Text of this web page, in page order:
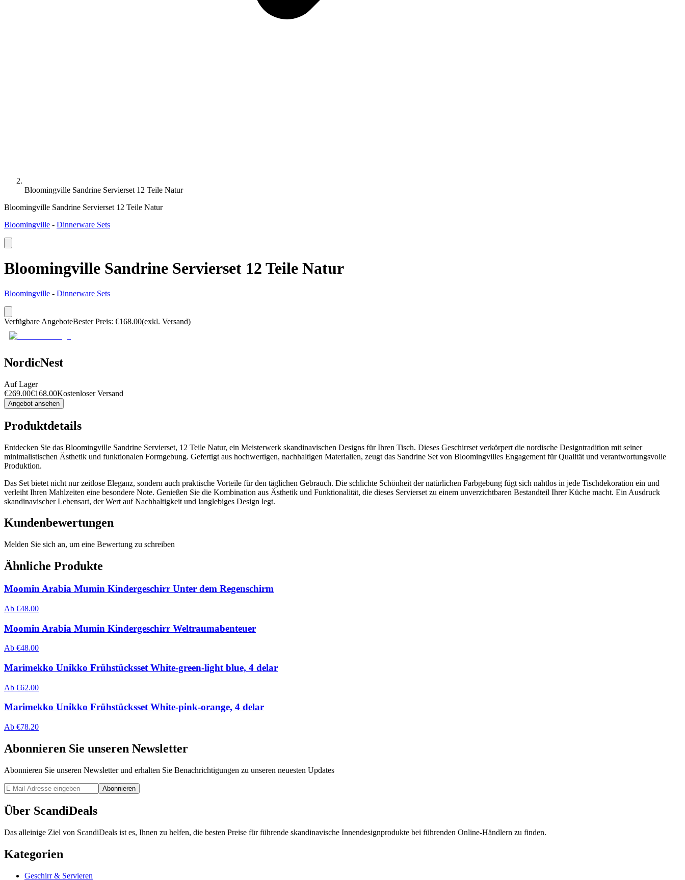
Bloomingville Sandrine Servierset 12 Teile Natur
Bloomingville Sandrine Servierset 12 Teile Natur
Bloomingville - Dinnerware Sets
Bloomingville Sandrine Servierset 12 Teile Natur
Bloomingville - Dinnerware Sets
Verfügbare AngeboteBester Preis: €168.00(exkl. Versand)
NordicNest
Auf Lager
€269.00€168.00Kostenloser Versand
Angebot ansehen
Produktdetails
Entdecken Sie das Bloomingville Sandrine Servierset, 12 Teile Natur, ein Meisterwerk skandinavischen Designs für Ihren Tisch. Dieses Geschirrset verkörpert die nordische Designtradition mit seiner
minimalistischen Ästhetik und funktionalen Formgebung. Gefertigt aus hochwertigen, nachhaltigen Materialien, zeugt das Sandrine Set von Bloomingvilles Engagement für Qualität und verantwortungsvolle
Produktion.
Das Set bietet nicht nur zeitlose Eleganz, sondern auch praktische Vorteile für den täglichen Gebrauch. Die schlichte Schönheit der natürlichen Farbgebung fügt sich nahtlos in jede Tischdekoration ein und
verleiht Ihren Mahlzeiten eine besondere Note. Genießen Sie die Kombination aus Ästhetik und Funktionalität, die dieses Servierset zu einem unverzichtbaren Bestandteil Ihrer Küche macht. Ein Ausdruck
skandinavischer Lebensart, der Wert auf Nachhaltigkeit und langlebiges Design legt.
Kundenbewertungen
Melden Sie sich an, um eine Bewertung zu schreiben
Ähnliche Produkte
Moomin Arabia Mumin Kindergeschirr Unter dem Regenschirm
Ab €48.00
Moomin Arabia Mumin Kindergeschirr Weltraumabenteuer
Ab €48.00
Marimekko Unikko Frühstücksset White-green-light blue, 4 delar
Ab €62.00
Marimekko Unikko Frühstücksset White-pink-orange, 4 delar
Ab €78.20
Abonnieren Sie unseren Newsletter
Abonnieren Sie unseren Newsletter und erhalten Sie Benachrichtigungen zu unseren neuesten Updates
Abonnieren
Über ScandiDeals
Das alleinige Ziel von ScandiDeals ist es, Ihnen zu helfen, die besten Preise für führende skandinavische Innendesignprodukte bei führenden Online-Händlern zu finden.
Kategorien
Geschirr & Servieren